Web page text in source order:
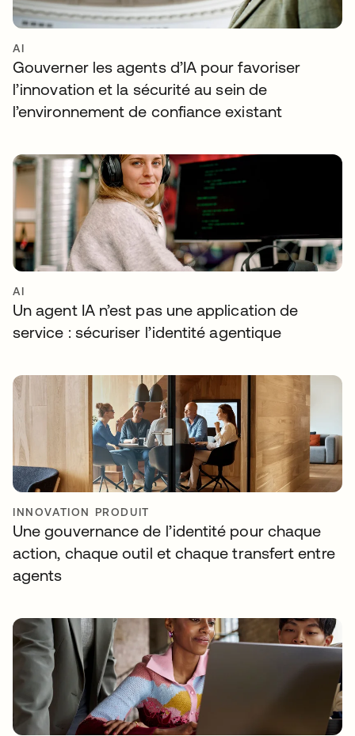
AI
Gouverner les agents d’IA pour favoriser
l’innovation et la sécurité au sein de
l’environnement de confiance existant
AI
Un agent IA n’est pas une application de
service : sécuriser l’identité agentique
INNOVATION PRODUIT
Une gouvernance de l’identité pour chaque
action, chaque outil et chaque transfert entre
agents